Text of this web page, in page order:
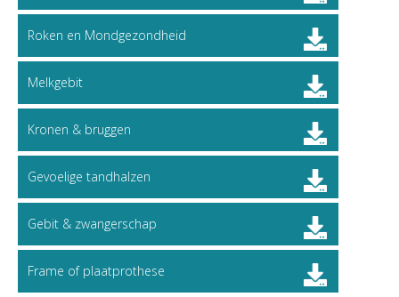
Roken en Mondgezondheid
Melkgebit
Kronen & bruggen
Gevoelige tandhalzen
Gebit & zwangerschap
Frame of plaatprothese